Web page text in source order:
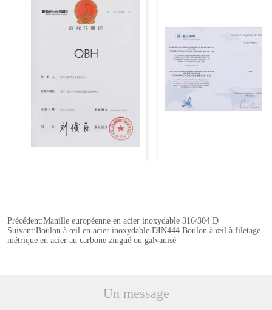
Précédent:Manille européenne en acier inoxydable 316/304 D
Suivant:Boulon à œil en acier inoxydable DIN444 Boulon à œil à filetage
métrique en acier au carbone zingué ou galvanisé
Un message